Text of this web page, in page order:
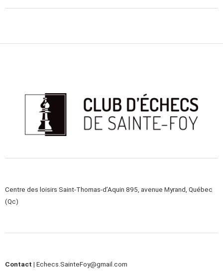
Centre des loisirs Saint-Thomas-d’Aquin 895, avenue Myrand, Québec
(Qc)
Contact | Echecs.SainteFoy@gmail.com